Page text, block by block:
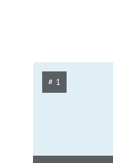
# 1